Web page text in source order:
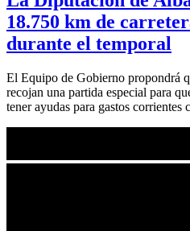
18.750 km de
durante el temporal
El Equipo de Gobierno propondrá
recojan una partida especial para
tener ayudas para gastos corrientes